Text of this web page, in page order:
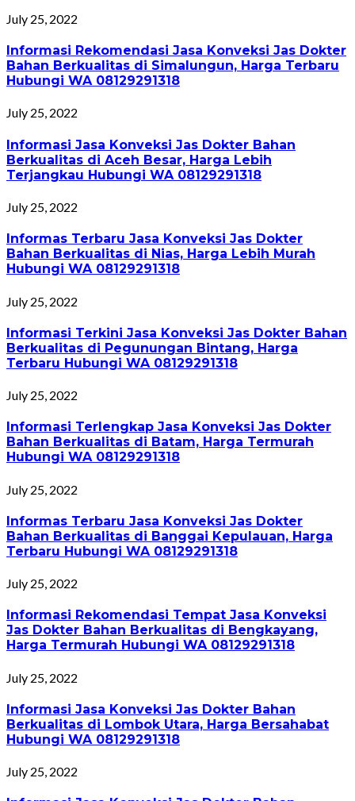
July 25, 2022
Informasi Rekomendasi Jasa Konveksi Jas Dokter
Bahan Berkualitas di Simalungun, Harga Terbaru
Hubungi WA 08129291318
July 25, 2022
Informasi Jasa Konveksi Jas Dokter Bahan
Berkualitas di Aceh Besar, Harga Lebih
Terjangkau Hubungi WA 08129291318
July 25, 2022
Informas Terbaru Jasa Konveksi Jas Dokter
Bahan Berkualitas di Nias, Harga Lebih Murah
Hubungi WA 08129291318
July 25, 2022
Informasi Terkini Jasa Konveksi Jas Dokter Bahan
Berkualitas di Pegunungan Bintang, Harga
Terbaru Hubungi WA 08129291318
July 25, 2022
Informasi Terlengkap Jasa Konveksi Jas Dokter
Bahan Berkualitas di Batam, Harga Termurah
Hubungi WA 08129291318
July 25, 2022
Informas Terbaru Jasa Konveksi Jas Dokter
Bahan Berkualitas di Banggai Kepulauan, Harga
Terbaru Hubungi WA 08129291318
July 25, 2022
Informasi Rekomendasi Tempat Jasa Konveksi
Jas Dokter Bahan Berkualitas di Bengkayang,
Harga Termurah Hubungi WA 08129291318
July 25, 2022
Informasi Jasa Konveksi Jas Dokter Bahan
Berkualitas di Lombok Utara, Harga Bersahabat
Hubungi WA 08129291318
July 25, 2022